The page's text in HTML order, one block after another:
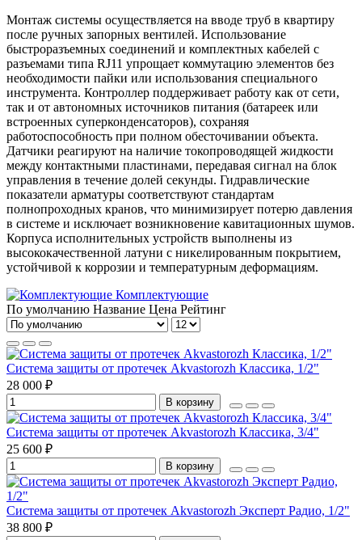
Монтаж системы осуществляется на вводе труб в квартиру
после ручных запорных вентилей. Использование
быстроразъемных соединений и комплектных кабелей с
разъемами типа RJ11 упрощает коммутацию элементов без
необходимости пайки или использования специального
инструмента. Контроллер поддерживает работу как от сети,
так и от автономных источников питания (батареек или
встроенных суперконденсаторов), сохраняя
работоспособность при полном обесточивании объекта.
Датчики реагируют на наличие токопроводящей жидкости
между контактными пластинами, передавая сигнал на блок
управления в течение долей секунды. Гидравлические
показатели арматуры соответствуют стандартам
полнопроходных кранов, что минимизирует потерю давления
в системе и исключает возникновение кавитационных шумов.
Корпуса исполнительных устройств выполнены из
высококачественной латуни с никелированным покрытием,
устойчивой к коррозии и температурным деформациям.
Комплектующие
По умолчанию Название Цена Рейтинг
Система защиты от протечек Akvastorozh Классика, 1/2"
28 000 ₽
В корзину
Система защиты от протечек Akvastorozh Классика, 3/4"
25 600 ₽
В корзину
Система защиты от протечек Akvastorozh Эксперт Радио, 1/2"
38 800 ₽